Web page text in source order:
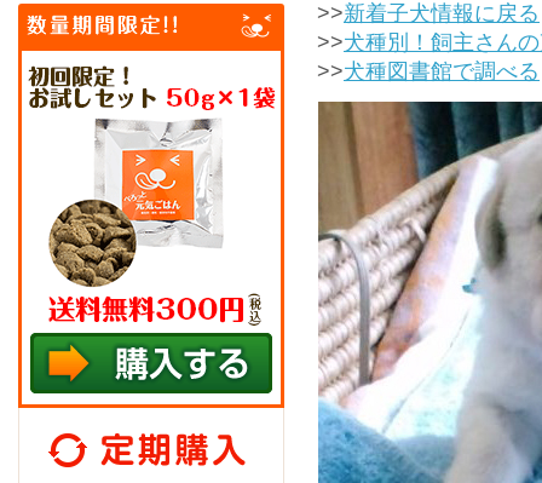
>>新着子犬情報に戻る
>>犬種別！飼主さん
>>犬種図書館で調べる
定期購入